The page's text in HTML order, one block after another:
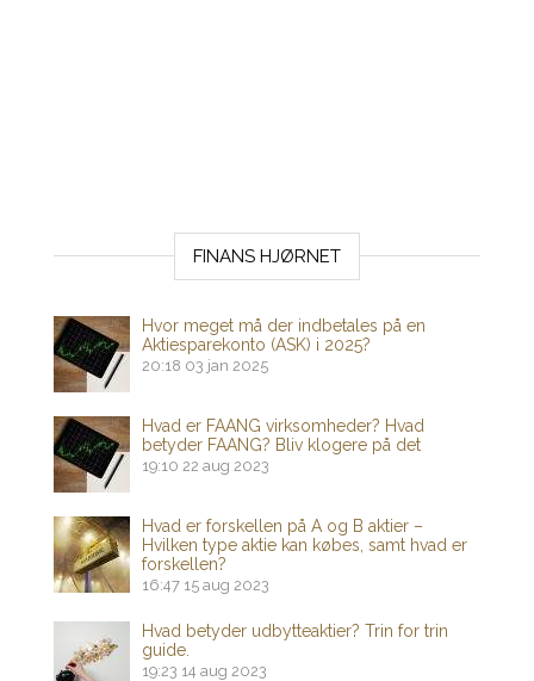
FINANS HJØRNET
Hvor meget må der indbetales på en
Aktiesparekonto (ASK) i 2025?
20:18 03 jan 2025
Hvad er FAANG virksomheder? Hvad
betyder FAANG? Bliv klogere på det
19:10 22 aug 2023
Hvad er forskellen på A og B aktier –
Hvilken type aktie kan købes, samt hvad er
forskellen?
16:47 15 aug 2023
Hvad betyder udbytteaktier? Trin for trin
guide.
19:23 14 aug 2023